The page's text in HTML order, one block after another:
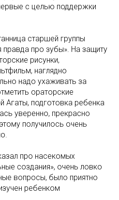
с целью поддержки
старшей группы
правда про зубы». На защиту
рисунки,
наглядно
надо ухаживать за
ораторские
Агаты, подготовка ребенка
уверенно, прекрасно
получилось очень
про насекомых
создания», очень ловко
вопросы, было приятно
ребенком